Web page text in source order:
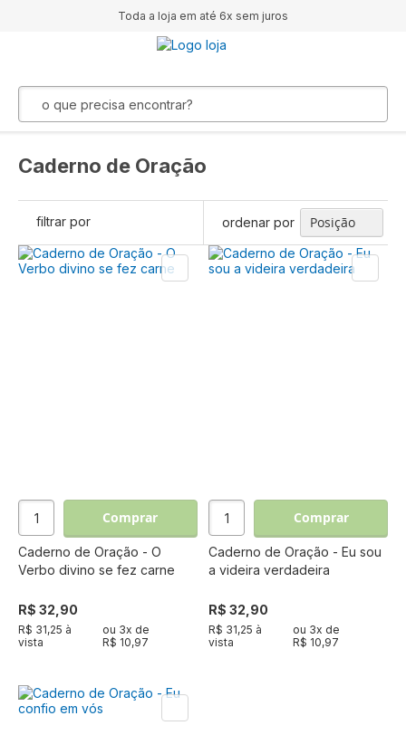
Toda a loja em até 6x sem juros
Caderno de Oração
ordenar por
Comprar
Caderno de Oração - O
Verbo divino se fez carne
R$ 32,90
R$ 31,25 à
vista
ou 3x de
R$ 10,97
Comprar
Caderno de Oração - Eu sou
a videira verdadeira
R$ 32,90
R$ 31,25 à
vista
ou 3x de
R$ 10,97
filtrar por